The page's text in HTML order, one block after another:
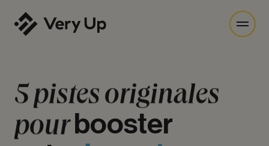
5pistesoriginales
pourbooster